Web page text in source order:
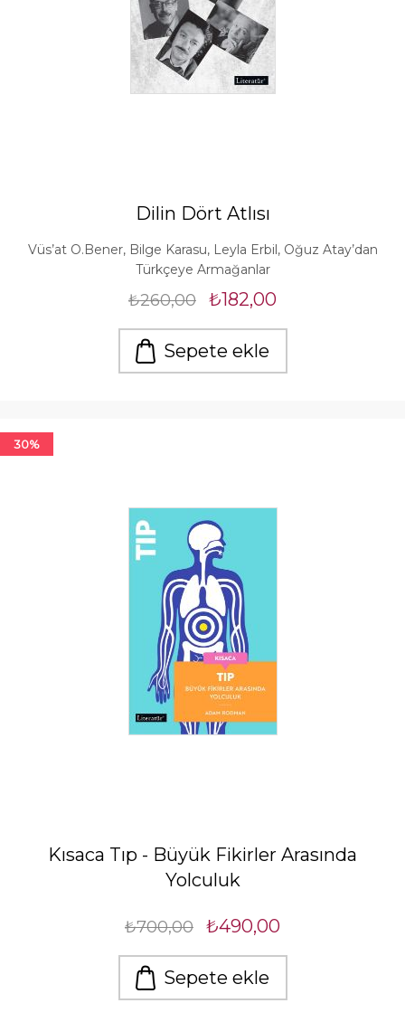
Dilin Dört Atlısı
Vüs’at O.Bener, Bilge Karasu, Leyla Erbil, Oğuz Atay’dan
Türkçeye Armağanlar
₺260,00 ₺182,00
Sepete ekle
30%
Kısaca Tıp - Büyük Fikirler Arasında
Yolculuk
₺700,00 ₺490,00
Sepete ekle